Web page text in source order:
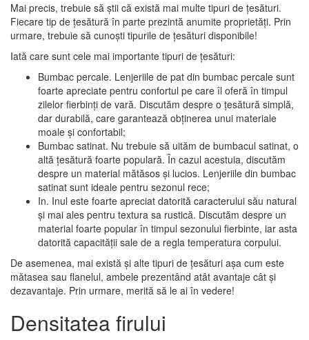
Mai precis, trebuie să știi că există mai multe tipuri de țesături.
Fiecare tip de țesătură în parte prezintă anumite proprietăți. Prin
urmare, trebuie să cunoști tipurile de țesături disponibile!
Iată care sunt cele mai importante tipuri de țesături:
Bumbac percale. Lenjeriile de pat din bumbac percale sunt
foarte apreciate pentru confortul pe care îl oferă în timpul
zilelor fierbinți de vară. Discutăm despre o țesătură simplă,
dar durabilă, care garantează obținerea unui materiale
moale și confortabil;
Bumbac satinat. Nu trebuie să uităm de bumbacul satinat, o
altă țesătură foarte populară. În cazul acestuia, discutăm
despre un material mătăsos și lucios. Lenjeriile din bumbac
satinat sunt ideale pentru sezonul rece;
In. Inul este foarte apreciat datorită caracterului său natural
și mai ales pentru textura sa rustică. Discutăm despre un
material foarte popular în timpul sezonului fierbinte, iar asta
datorită capacității sale de a regla temperatura corpului.
De asemenea, mai există și alte tipuri de țesături așa cum este
mătasea sau flanelul, ambele prezentând atât avantaje cât și
dezavantaje. Prin urmare, merită să le ai în vedere!
Densitatea firului